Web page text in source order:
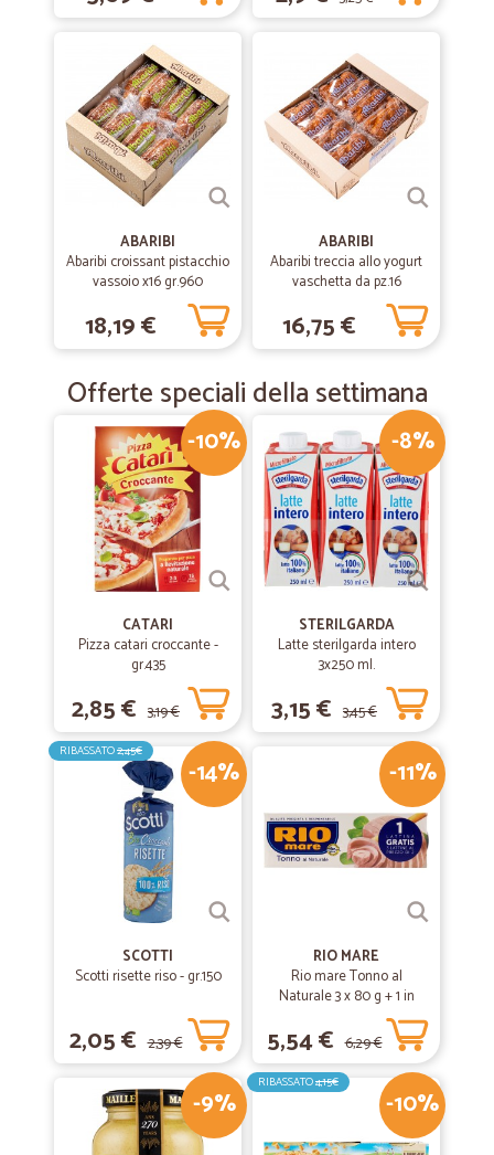
ABARIBI
Abaribi croissant pistacchio
vassoio x16 gr.960
18,19 €
ABARIBI
Abaribi treccia allo yogurt
vaschetta da pz.16
16,75 €
Offerte speciali della settimana
-10%
CATARI
Pizza catari croccante -
gr.435
2,85 € 3,19 €
-8%
STERILGARDA
Latte sterilgarda intero
3x250 ml.
3,15 € 3,45 €
-14%
RIBASSATO2,45€
SCOTTI
Scotti risette riso - gr.150
2,05 € 2,39 €
-11%
RIO MARE
Rio mare Tonno al
Naturale 3 x 80 g + 1 in
5,54 € 6,29 €
-9% -10%
RIBASSATO4,15€